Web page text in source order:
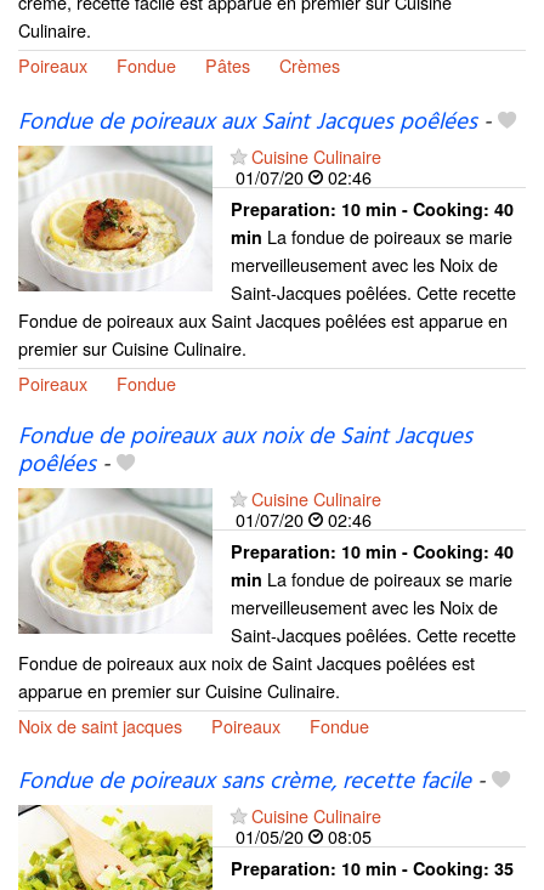
Culinaire.
Poireaux
Fondue Pâtes Crèmes
Fondue de poireaux aux Saint Jacques poêlées-
Cuisine Culinaire
01/07/20
02:46
Preparation: 10 min - Cooking: 40
min La fondue de poireaux se marie
merveilleusement avec les Noix de
Saint-Jacques poêlées. Cette recette
Fondue de poireaux aux Saint Jacques poêlées est apparue en
premier sur Cuisine Culinaire.
Poireaux
Fondue
Fondue de poireaux aux noix de Saint Jacques
poêlées-
Cuisine Culinaire
01/07/20
02:46
Preparation: 10 min - Cooking: 40
min La fondue de poireaux se marie
merveilleusement avec les Noix de
Saint-Jacques poêlées. Cette recette
Fondue de poireaux aux noix de Saint Jacques poêlées est
apparue en premier sur Cuisine Culinaire.
Noix de saint jacques
Poireaux Fondue
Fondue de poireaux sans crème, recette facile-
Cuisine Culinaire
01/05/20
08:05
Preparation: 10 min - Cooking: 35